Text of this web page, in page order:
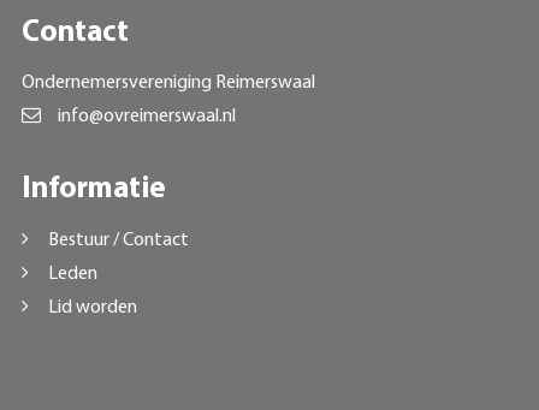
Contact
Ondernemersvereniging Reimerswaal
info@ovreimerswaal.nl
Informatie
Bestuur / Contact
Leden
Lid worden